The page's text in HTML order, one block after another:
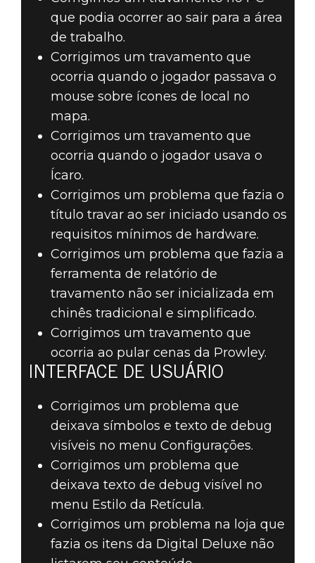
que podia ocorrer ao sair para a área
de trabalho.
Corrigimos um travamento que
ocorria quando o jogador passava o
mouse sobre ícones de local no
mapa.
Corrigimos um travamento que
ocorria quando o jogador usava o
Ícaro.
Corrigimos um problema que fazia o
título travar ao ser iniciado usando os
requisitos mínimos de hardware.
Corrigimos um problema que fazia a
ferramenta de relatório de
travamento não ser inicializada em
chinês tradicional e simplificado.
Corrigimos um travamento que
ocorria ao pular cenas da Prowley.
INTERFACE DE USUÁRIO
Corrigimos um problema que
deixava símbolos e texto de debug
visíveis no menu Configurações.
Corrigimos um problema que
deixava texto de debug visível no
menu Estilo da Retícula.
Corrigimos um problema na loja que
fazia os itens da Digital Deluxe não